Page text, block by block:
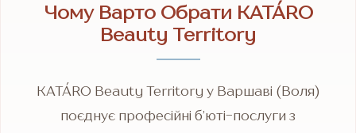
Чому Варто Обрати KATÁRO
Beauty Territory
KATÁRO Beauty Territory у Варшаві (Воля)
поєднує професійні б’юті-послуги з